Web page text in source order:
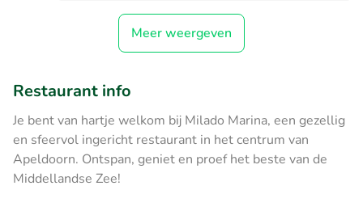
Meer weergeven
Restaurant info
Je bent van hartje welkom bij Milado Marina, een gezellig
en sfeervol ingericht restaurant in het centrum van
Apeldoorn. Ontspan, geniet en proef het beste van de
Middellandse Zee!